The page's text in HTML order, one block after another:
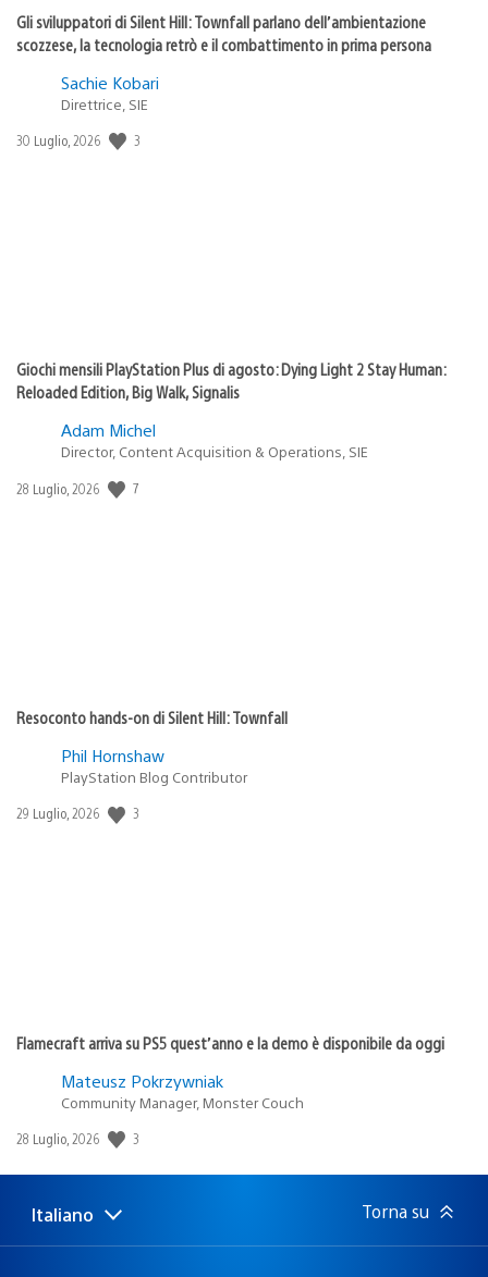
Gli sviluppatori di Silent Hill: Townfall parlano dell’ambientazione
scozzese, la tecnologia retrò e il combattimento in prima persona
Sachie Kobari
Direttrice, SIE
Data
30 Luglio, 2026 3
Giochi mensili PlayStation Plus di agosto: Dying Light 2 Stay Human:
Reloaded Edition, Big Walk, Signalis
Adam Michel
Director, Content Acquisition & Operations, SIE
Data
28 Luglio, 2026 7
Resoconto hands-on di Silent Hill: Townfall
Phil Hornshaw
PlayStation Blog Contributor
Data
29 Luglio, 2026 3
Flamecraft arriva su PS5 quest’anno e la demo è disponibile da oggi
Mateusz Pokrzywniak
Community Manager, Monster Couch
Data
pubblicazione:
28 Luglio, 2026 3
Seleziona
una
Regione
attuale:
Italiano Torna su